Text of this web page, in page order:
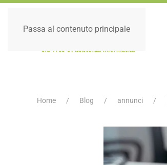
Passa al contenuto principale
Home Blog annunci